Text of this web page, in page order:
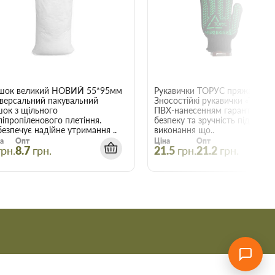
великий НОВИЙ 55*95мм
пакувальний
з щільного
плетіння.
надійне утримання ..
Опт
8.7 грн.
Рукавички ТОРУС пряжа
Зносостійкі рукавички
ПВХ-нанесенням гарантують
безпеку та зручність під час
виконання що..
Ціна
21.5 грн.
Опт
21.2 грн.